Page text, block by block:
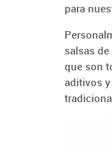
para
salsas de
que son
aditivos